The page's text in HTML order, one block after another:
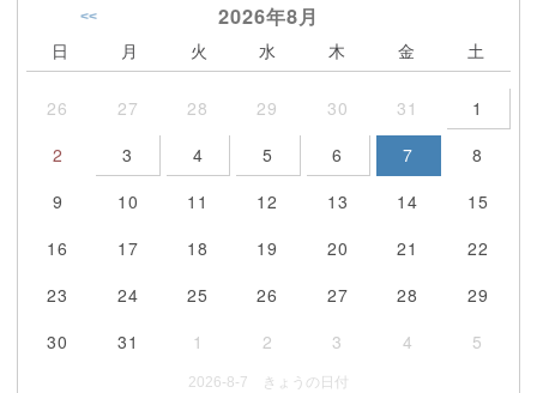
2026年8月
<<
日 月 火 水 木 金 土
26 27 28 29 30 31
1
2
3 4 5 6 7
8
9
10 11 12 13 14
15
16
17 18 19 20 21
22
23
24 25 26 27 28
29
30
31 1 2 3 4 5
2026-8-7 きょうの日付